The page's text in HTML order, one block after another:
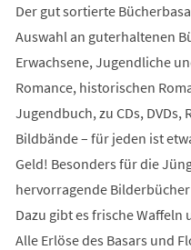
Der gut sortierte
Auswahl an guterhaltenen
Erwachsene, Jugendliche
Romance, historischen
Jugendbuch, zu CDs,
Bildbände – für jeden ist
Geld! Besonders für die
hervorragende
Dazu gibt es frische Waffeln
Alle Erlöse des Basars und